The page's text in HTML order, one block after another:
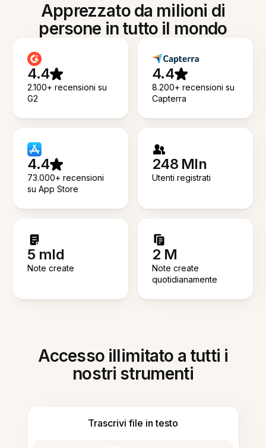
Apprezzato da milioni di
persone in tutto il mondo
4.4
2.100+ recensioni su
G2
4.4
8.200+ recensioni su
Capterra
4.4
73.000+ recensioni
su App Store
248 Mln
Utenti registrati
5 mld
Note create
2 M
Note create
quotidianamente
Accesso illimitato a tutti i
nostri strumenti
Trascrivi file in testo